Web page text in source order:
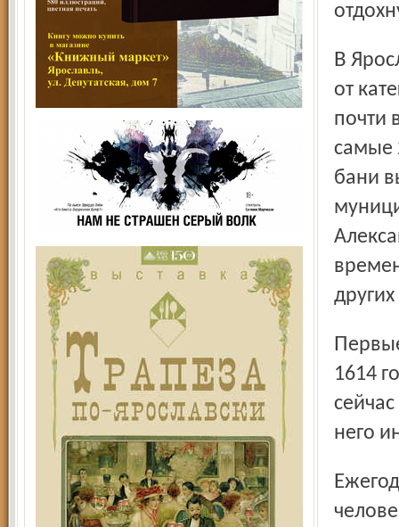
В Ярославле 13 муниципальных бань. Цены здесь зависят
от
почти
самые
бани
Первые общественные бани появились в Ярославле в
1614
него
Ежегодно муниципальные бани посещают до 500 тысяч